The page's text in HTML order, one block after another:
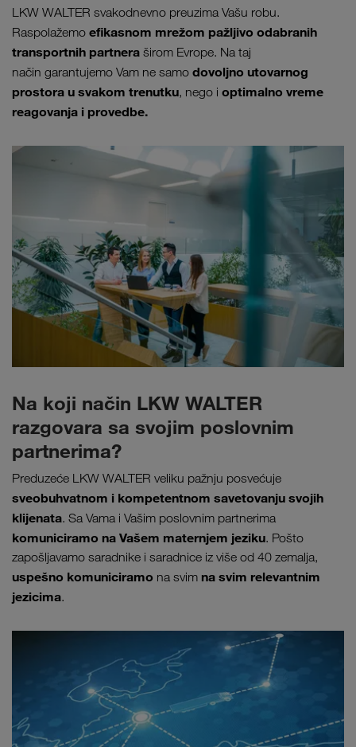
LKW WALTER svakodnevno preuzima Vašu robu.
Raspolažemo efikasnom mrežom pažljivo odabranih
transportnih partnera širom Evrope. Na taj
način garantujemo Vam ne samo dovoljno utovarnog
prostora u svakom trenutku, nego i optimalno vreme
reagovanja i provedbe.
Na koji način LKW WALTER
razgovara sa svojim poslovnim
partnerima?
Preduzeće LKW WALTER veliku pažnju posvećuje
sveobuhvatnom i kompetentnom savetovanju svojih
klijenata. Sa Vama i Vašim poslovnim partnerima
komuniciramo na Vašem maternjem jeziku. Pošto
zapošljavamo saradnike i saradnice iz više od 40 zemalja,
uspešno komuniciramo na svim na svim relevantnim
jezicima.